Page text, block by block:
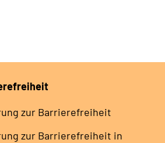
zur Barrierefreiheit
zur Barrierefreiheit in